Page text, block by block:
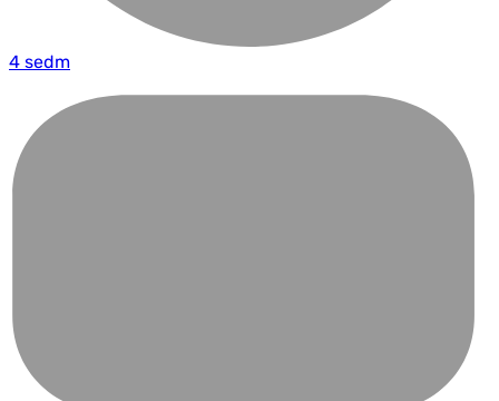
4 sedm